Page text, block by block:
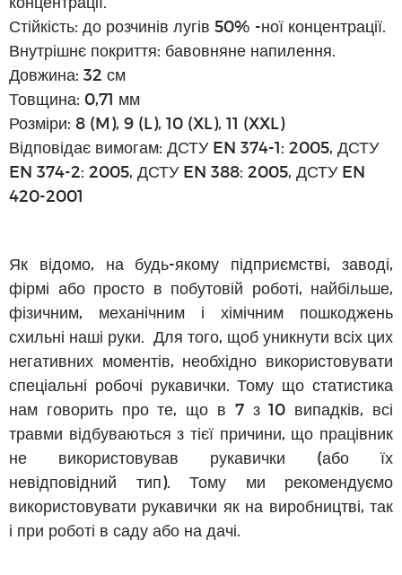
Стійкість: до розчинів лугів 50% -ної концентрації.
Внутрішнє покриття: бавовняне напилення.
Довжина: 32 см
Товщина: 0,71 мм
Розміри: 8 (M), 9 (L), 10 (XL), 11 (XXL)
Відповідає вимогам: ДСТУ EN 374-1: 2005, ДСТУ
EN 374-2: 2005, ДСТУ EN 388: 2005, ДСТУ EN
420-2001
Як відомо, на будь-якому підприємстві, заводі,
фірмі або просто в побутовій роботі, найбільше,
фізичним, механічним і хімічним пошкоджень
схильні наші руки. Для того, щоб уникнути всіх цих
негативних моментів, необхідно використовувати
спеціальні робочі рукавички. Тому що статистика
нам говорить про те, що в 7 з 10 випадків, всі
травми відбуваються з тієї причини, що працівник
не використовував рукавички (або їх
невідповідний тип). Тому ми рекомендуємо
використовувати рукавички як на виробництві, так
і при роботі в саду або на дачі.